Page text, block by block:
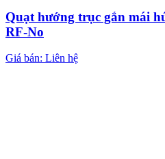
Quạt hướng trục gắn mái
RF-No
Giá bán: Liên hệ